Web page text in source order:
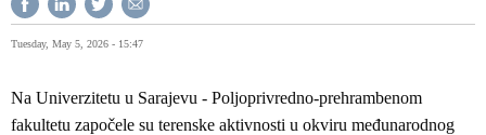
Tuesday, May 5, 2026 - 15:47
Na Univerzitetu u Sarajevu - Poljoprivredno-prehrambenom
fakultetu započele su terenske aktivnosti u okviru međunarodnog